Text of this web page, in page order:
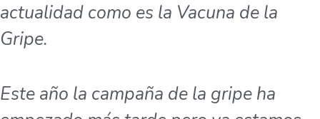
actualidad como es la Vacuna de la
Gripe.
Este año la campaña de la gripe ha